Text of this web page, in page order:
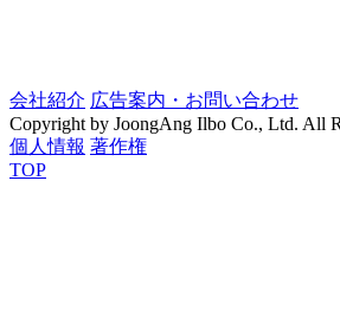
会社紹介 広告案内・お問い合わせ
Copyright by JoongAng Ilbo Co., Ltd. All
個人情報 著作権
TOP